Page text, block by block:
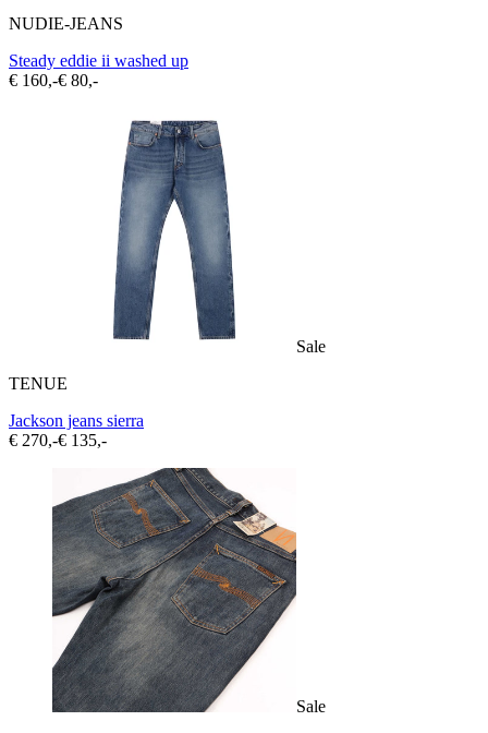
NUDIE-JEANS
Steady eddie ii washed up
€ 160,-€ 80,-
Sale
TENUE
Jackson jeans sierra
€ 270,-€ 135,-
Sale